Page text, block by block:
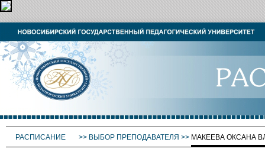
РАСПИСАНИЕ >> ВЫБОР ПРЕПОДАВАТЕЛЯ >> МАКЕЕВА ОКСАНА